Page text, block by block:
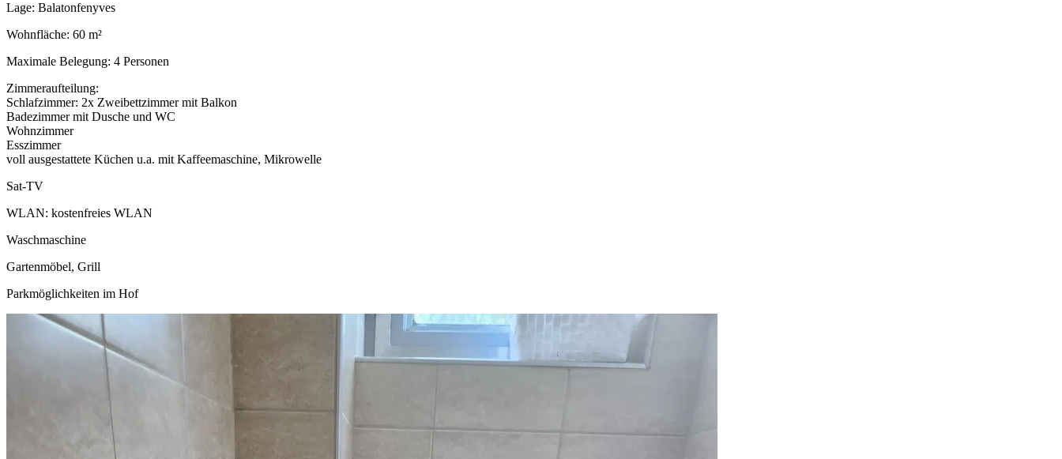
Lage: Balatonfenyves
Wohnfläche: 60 m²
Maximale Belegung: 4 Personen
Zimmeraufteilung:
Schlafzimmer: 2x Zweibettzimmer mit Balkon
Badezimmer mit Dusche und WC
Wohnzimmer
Esszimmer
voll ausgestattete Küchen u.a. mit Kaffeemaschine, Mikrowelle
Sat-TV
WLAN: kostenfreies WLAN
Waschmaschine
Gartenmöbel, Grill
Parkmöglichkeiten im Hof